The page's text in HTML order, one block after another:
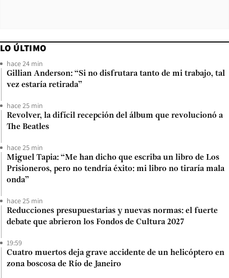
LO ÚLTIMO
hace 24 min
Gillian Anderson: “Si no disfrutara tanto de mi trabajo, tal
vez estaría retirada”
hace 25 min
Revolver, la difícil recepción del álbum que revolucionó a
The Beatles
hace 25 min
Miguel Tapia: “Me han dicho que escriba un libro de Los
Prisioneros, pero no tendría éxito: mi libro no tiraría mala
onda”
hace 25 min
Reducciones presupuestarias y nuevas normas: el fuerte
debate que abrieron los Fondos de Cultura 2027
19:59
Cuatro muertos deja grave accidente de un helicóptero en
zona boscosa de Río de Janeiro